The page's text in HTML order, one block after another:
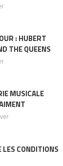
: HUBERT
THE QUEENS
MUSICALE
LES CONDITIONS